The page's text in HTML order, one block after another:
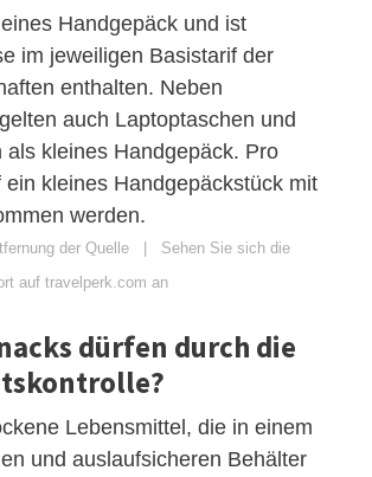
Handgepäck und ist
im jeweiligen Basistarif der
enthalten. Neben
auch Laptoptaschen und
als kleines Handgepäck. Pro
ein kleines Handgepäckstück mit
werden.
der Quelle | Sehen Sie sich die
auf travelperk.com an
dürfen durch die
Lebensmittel, die in einem
und auslaufsicheren Behälter